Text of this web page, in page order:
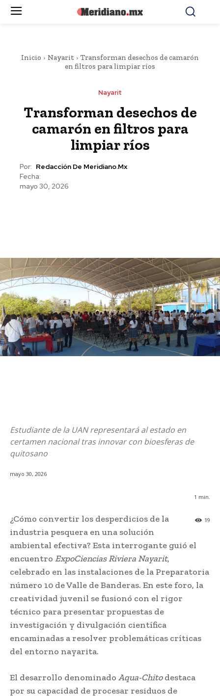
Inicio Nayarit
Transforman desechos de camarón
en filtros para limpiar ríos
Nayarit
Transforman desechos de
camarón en filtros para
limpiar ríos
Por: Redacción De Meridiano.mx
Fecha:
mayo 30, 2026
Estudiante de la UAN representará al estado en
certamen nacional tras innovar con bioesferas de
quitosano
mayo 30, 2026
1 min.
19
¿Cómo convertir los desperdicios de la
industria pesquera en una solución
ambiental efectiva? Esta interrogante guió el
encuentro ExpoCiencias Riviera Nayarit,
celebrado en las instalaciones de la Preparatoria
número 10 de Valle de Banderas. En este foro, la
creatividad juvenil se fusionó con el rigor
técnico para presentar propuestas de
investigación y divulgación científica
encaminadas a resolver problemáticas críticas
del entorno nayarita.
El desarrollo denominado Aqua-Chitodestaca
por su capacidad de procesar residuos de